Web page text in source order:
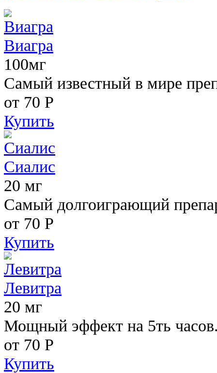
Виагра
100мг
Самый известный в мире
от 70 Р
Купить
Сиалис
20 мг
Самый долгоиграющий
от 70 Р
Купить
Левитра
20 мг
Мощный эффект на 5ть
от 70 Р
Купить